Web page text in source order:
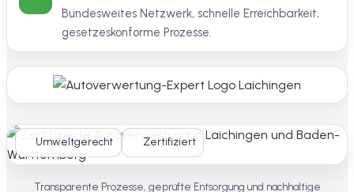
Bundesweites Netzwerk, schnelle Erreichbarkeit,
gesetzeskonforme Prozesse.
Umweltgerecht Zertifiziert
Transparente Prozesse, geprüfte Entsorgung und nachhaltige